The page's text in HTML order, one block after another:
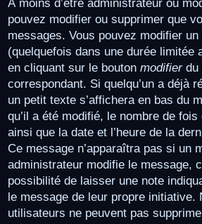
À moins d’être administrateur ou
pouvez modifier ou supprimer que
messages. Vous pouvez modifier un
(quelquefois dans une durée limitée
en cliquant sur le bouton modifierdu
correspondant. Si quelqu’un a déjà
un petit texte s’affichera en bas du
qu’il a été modifié, le nombre de fois
ainsi que la date et l’heure de la
Ce message n’apparaîtra pas si un
administrateur modifie le message,
possibilité de laisser une note
le message de leur propre initiative.
utilisateurs ne peuvent pas